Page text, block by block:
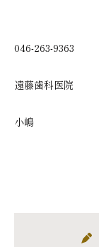
046-263-9363
遠藤歯科医院
小嶋